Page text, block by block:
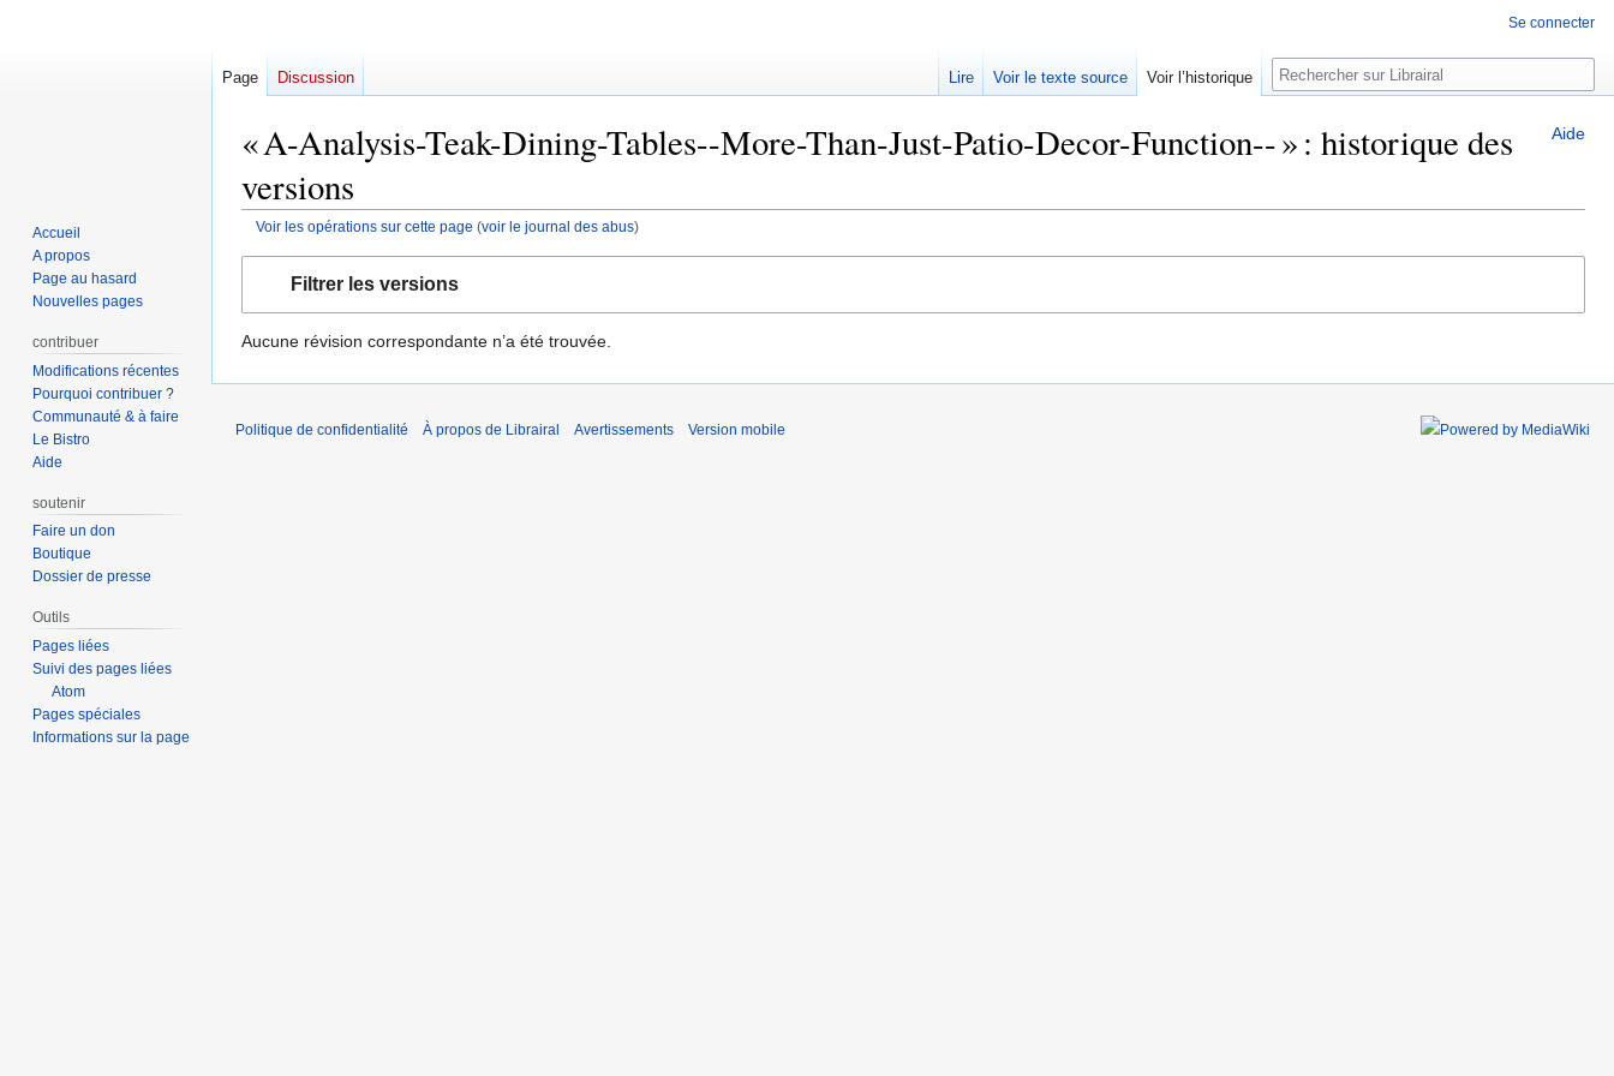
Aide
« A-Analysis-Teak-Dining-Tables--More-Than-Just-Patio-Decor-Function-- » : historique des
versions
Voir les opérations sur cette page (voir le journal des abus)
navigation
recherche
Filtrer les versions
Aucune révision correspondante n’a été trouvée.
Se connecter
Page Discussion Lire Voir le texte source Voir l’historique Rechercher
Accueil
A propos
Page au hasard
Nouvelles pages
contribuer
Modifications récentes
Pourquoi contribuer ?
Communauté & à faire
Le Bistro
Aide
soutenir
Faire un don
Boutique
Dossier de presse
Outils
Pages liées
Suivi des pages liées
Atom
Pages spéciales
Informations sur la page
Politique de confidentialité À propos de Librairal Avertissements Version mobile